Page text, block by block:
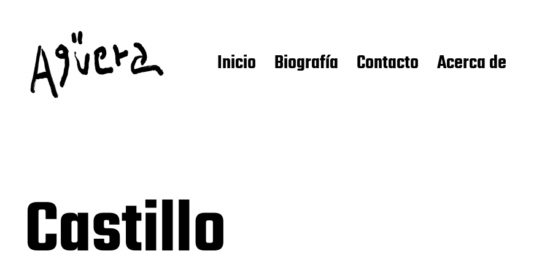
Inicio Biografía Contacto Acerca de
Castillo